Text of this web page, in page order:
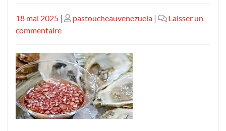
Publié
le
18 mai 2025 | Publié
pastoucheauvenezuela |
Laisser un
commentairesur
l’Harmonie
Gourmande
de
la
Sauce
Huître